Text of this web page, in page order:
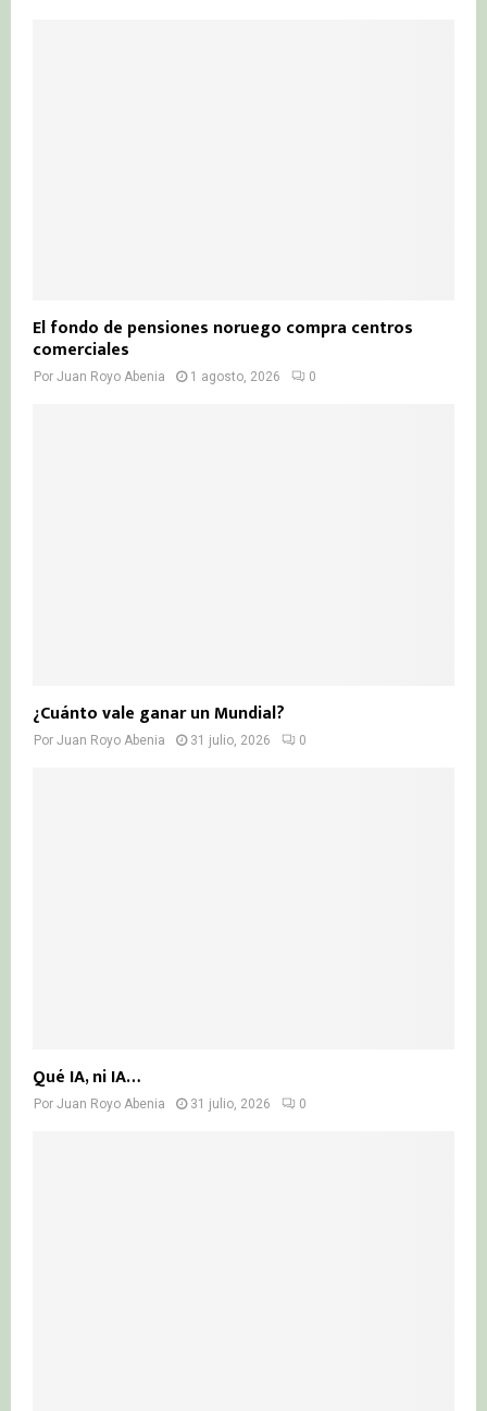
El fondo de pensiones noruego compra centros
comerciales
Por Juan Royo Abenia 1 agosto, 2026 0
¿Cuánto vale ganar un Mundial?
Por Juan Royo Abenia 31 julio, 2026 0
Qué IA, ni IA…
Por Juan Royo Abenia 31 julio, 2026 0